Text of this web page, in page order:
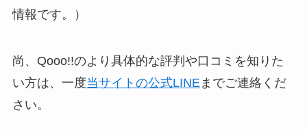
情報です。）
尚、Qooo!!のより具体的な評判や口コミを知りた
い方は、一度当サイトの公式LINE までご連絡くだ
さい。